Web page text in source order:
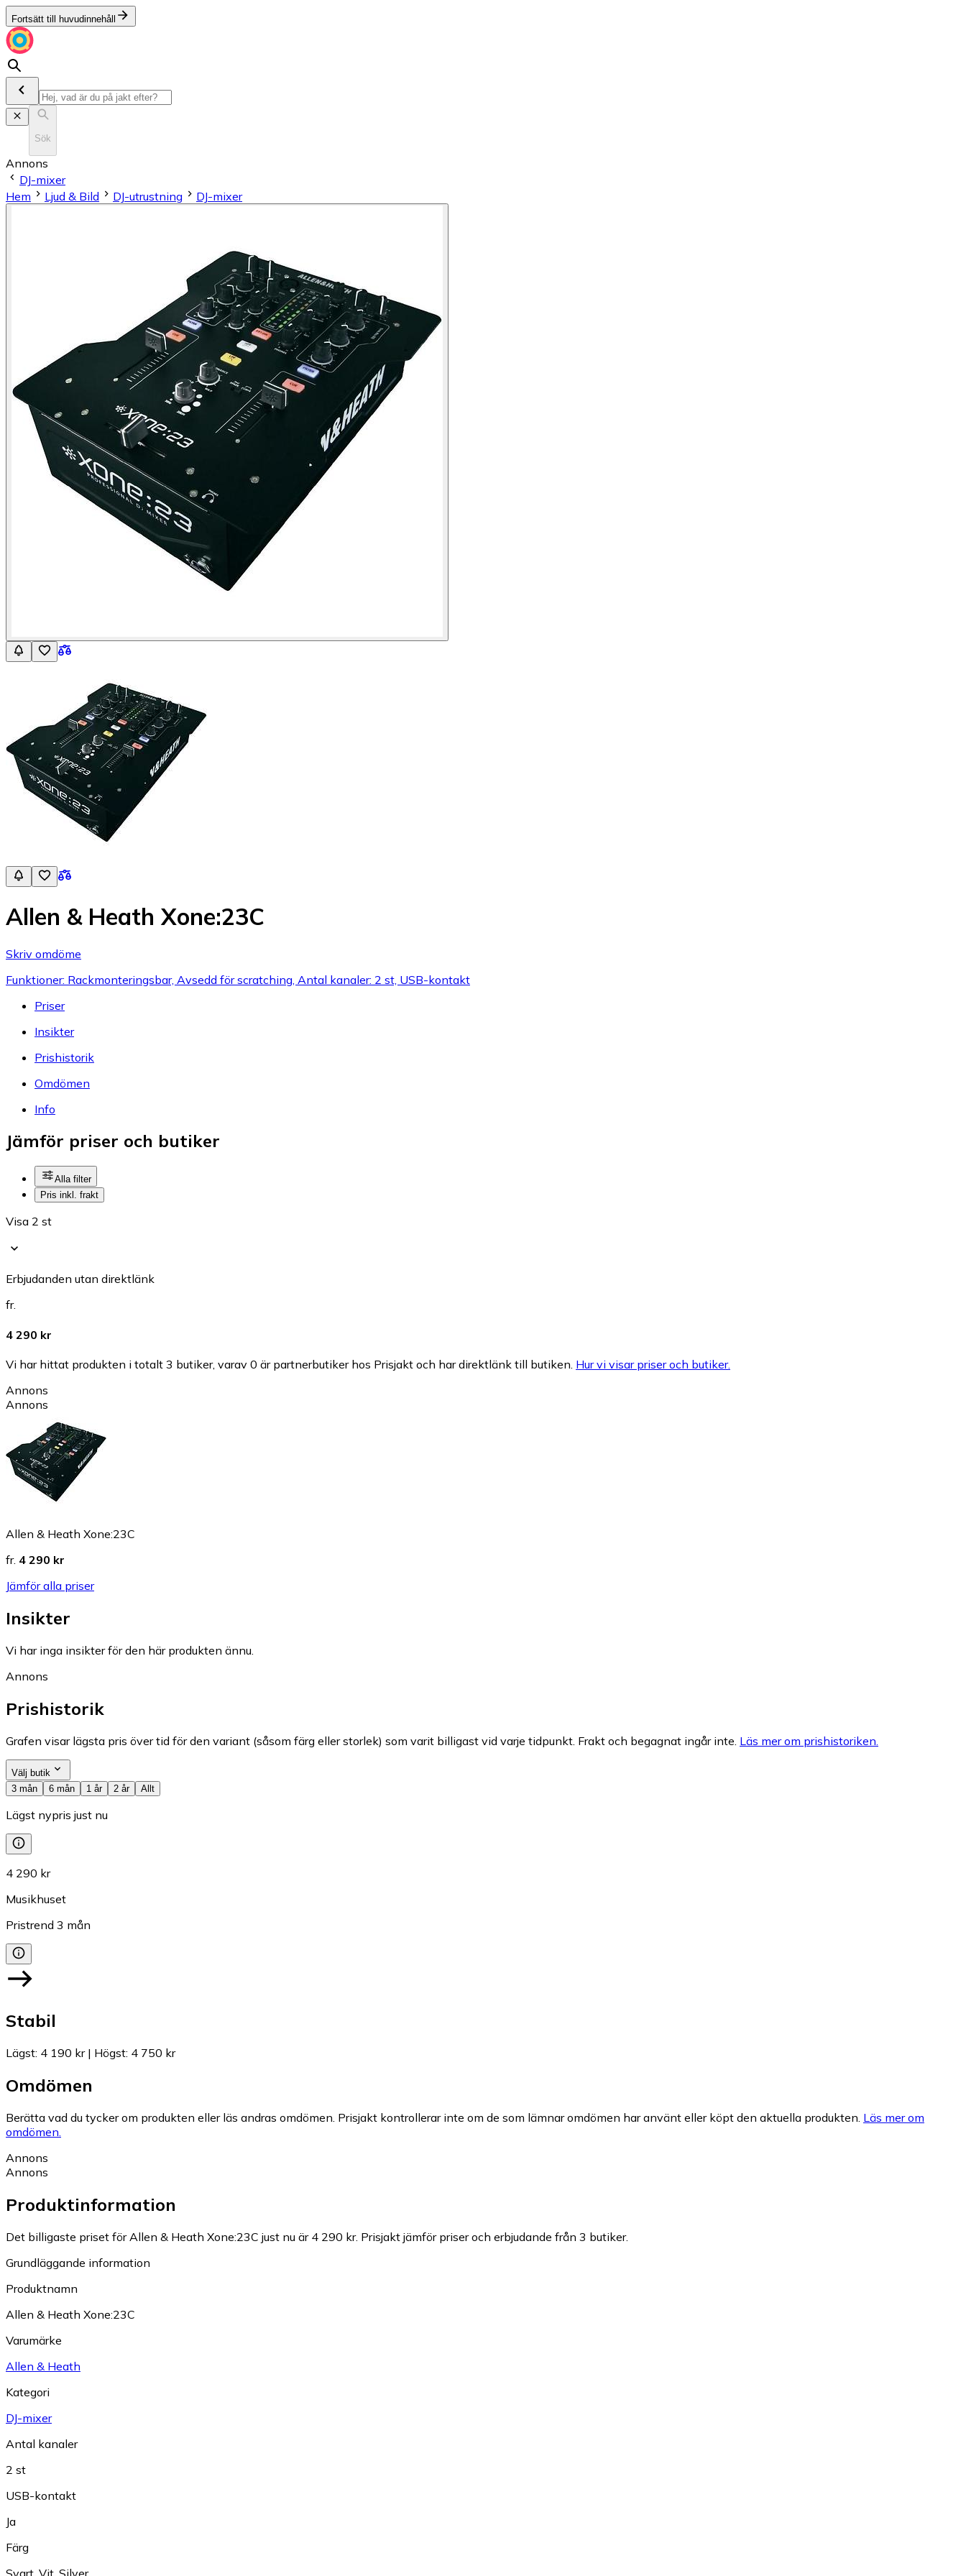
Fortsätt till huvudinnehåll
Sök
Annons
DJ-mixer
Hem
Ljud & Bild DJ-utrustning DJ-mixer
Allen & Heath Xone:23C
Skriv omdöme
Funktioner: Rackmonteringsbar, Avsedd för scratching, Antal kanaler: 2 st, USB-kontakt
Priser
Insikter
Prishistorik
Omdömen
Info
Jämför priser och butiker
Alla filter
Pris inkl. frakt
Visa 2 st
Erbjudanden utan direktlänk
fr.
4 290 kr
Vi har hittat produkten i totalt 3 butiker, varav 0 är partnerbutiker hos Prisjakt och har direktlänk till butiken. Hur vi visar priser och butiker.
Annons
Annons
Allen & Heath Xone:23C
fr. 4 290 kr
Jämför alla priser
Insikter
Vi har inga insikter för den här produkten ännu.
Annons
Prishistorik
Grafen visar lägsta pris över tid för den variant (såsom färg eller storlek) som varit billigast vid varje tidpunkt. Frakt och begagnat ingår inte. Läs mer om prishistoriken.
Välj butik
3 mån
6 mån 1 år 2 år Allt
Lägst nypris just nu
4 290 kr
Musikhuset
Pristrend 3 mån
Stabil
Lägst: 4 190 kr| Högst: 4 750 kr
Omdömen
Berätta vad du tycker om produkten eller läs andras omdömen. Prisjakt kontrollerar inte om de som lämnar omdömen har använt eller köpt den aktuella produkten. Läs mer om
omdömen.
Annons
Annons
Produktinformation
Det billigaste priset för Allen & Heath Xone:23C just nu är 4 290 kr. Prisjakt jämför priser och erbjudande från 3 butiker.
Grundläggande information
Produktnamn
Allen & Heath Xone:23C
Varumärke
Allen & Heath
Kategori
DJ-mixer
Antal kanaler
2 st
USB-kontakt
Ja
Färg
Svart Vit Silver